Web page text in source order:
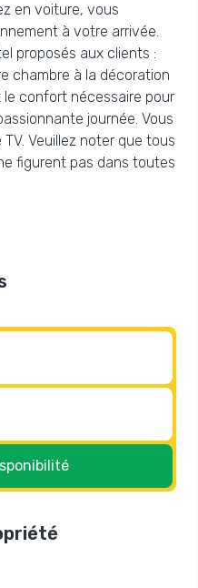
en voiture, vous
à votre arrivée.
proposés aux clients :
chambre à la décoration
confort nécessaire pour
journée. Vous
Veuillez noter que tous
figurent pas dans toutes